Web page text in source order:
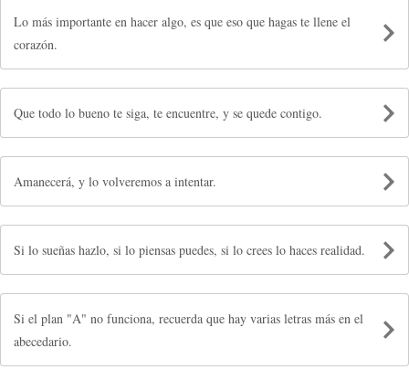
Lo más importante en hacer algo, es que eso que hagas te llene el
corazón.
Que todo lo bueno te siga, te encuentre, y se quede contigo.
Amanecerá, y lo volveremos a intentar.
Si lo sueñas hazlo, si lo piensas puedes, si lo crees lo haces realidad.
Si el plan "A" no funciona, recuerda que hay varias letras más en el
abecedario.